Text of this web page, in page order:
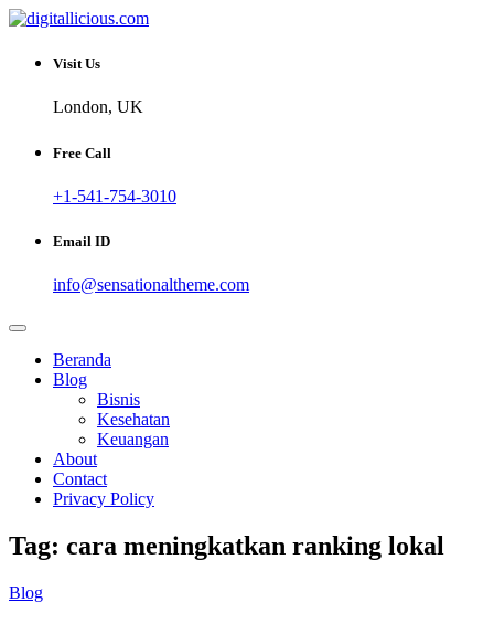
Skip
content
digitallicious.com
Sharing Digital Information
Visit Us
London, UK
Free Call
+1-541-754-3010
Email ID
info@sensationaltheme.com
Beranda
Blog
Bisnis
Kesehatan
Keuangan
About
Contact
Privacy Policy
Tag: cara meningkatkan ranking lokal
Blog